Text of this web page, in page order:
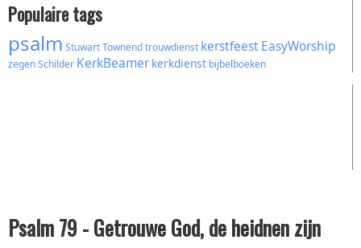
Populaire tags
psalm Stuwart Townendtrouwdienst kerstfeestEasyWorship
zegenSchilder KerkBeamer kerkdienst bijbelboeken
Psalm 79 - Getrouwe God, de heidnen zijn